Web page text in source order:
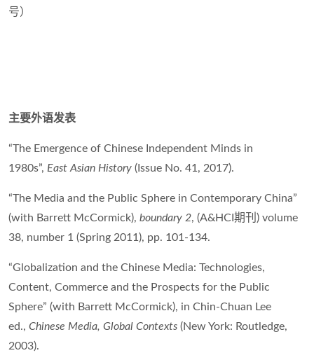
号）
主要外语发表
“The Emergence of Chinese Independent Minds in
1980s”, East Asian History (Issue No. 41, 2017).
“The Media and the Public Sphere in Contemporary China”
(with Barrett McCormick), boundary 2, (A&HCI期刊) volume
38, number 1 (Spring 2011), pp. 101-134.
“Globalization and the Chinese Media: Technologies,
Content, Commerce and the Prospects for the Public
Sphere” (with Barrett McCormick), in Chin-Chuan Lee
ed., Chinese Media, Global Contexts (New York: Routledge,
2003).